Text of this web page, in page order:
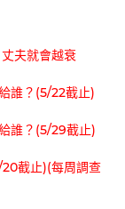
夫就會越衰
誰？(5/22截止)
誰？(5/29截止)
截止)(每周調查